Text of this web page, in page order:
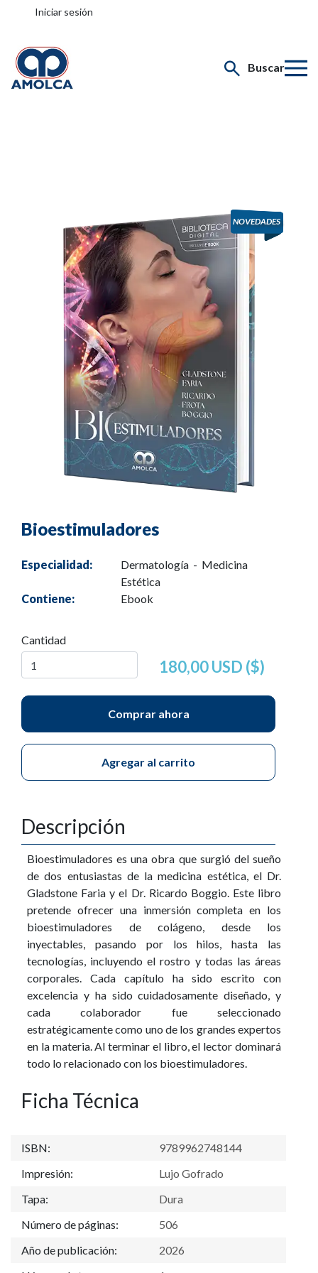
Iniciar sesión
Buscar
Bioestimuladores
Especialidad:
Dermatología - Medicina
Estética
Contiene:
Ebook
Cantidad
180,00 USD ($)
Comprar ahora
Agregar al carrito
Descripción
Bioestimuladores es una obra que surgió del sueño
de dos entusiastas de la medicina estética, el Dr.
Gladstone Faria y el Dr. Ricardo Boggio. Este libro
pretende ofrecer una inmersión completa en los
bioestimuladores de colágeno, desde los
inyectables, pasando por los hilos, hasta las
tecnologías, incluyendo el rostro y todas las áreas
corporales. Cada capítulo ha sido escrito con
excelencia y ha sido cuidadosamente diseñado, y
cada colaborador fue seleccionado
estratégicamente como uno de los grandes expertos
en la materia. Al terminar el libro, el lector dominará
todo lo relacionado con los bioestimuladores.
Ficha Técnica
ISBN:
9789962748144
Impresión:
Lujo Gofrado
Tapa:
Dura
Número de páginas:
506
Año de publicación:
2026